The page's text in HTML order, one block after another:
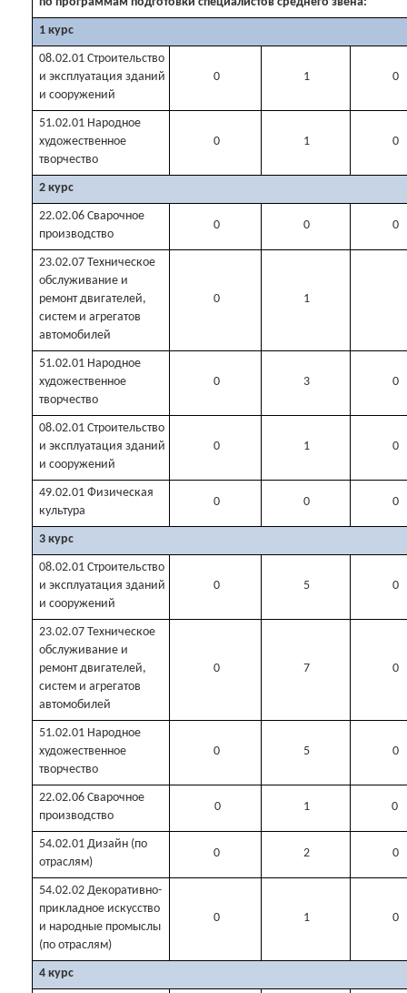
1 курс
08.02.01 Строительство
и эксплуатация зданий
и сооружений
0 1 0
51.02.01 Народное
художественное
творчество
0 1 0
2 курс
22.02.06 Сварочное
производство
0 0 0
23.02.07 Техническое
обслуживание и
ремонт двигателей,
систем и агрегатов
автомобилей
0 1
51.02.01 Народное
художественное
творчество
0 3 0
08.02.01 Строительство
и эксплуатация зданий
и сооружений
0 1 0
49.02.01 Физическая
культура
0 0 0
3 курс
08.02.01 Строительство
и эксплуатация зданий
и сооружений
0 5 0
23.02.07 Техническое
обслуживание и
ремонт двигателей,
систем и агрегатов
автомобилей
0 7 0
51.02.01 Народное
художественное
творчество
0 5 0
22.02.06 Сварочное
производство
0 1 0
54.02.01 Дизайн (по
отраслям)
0 2 0
54.02.02 Декоративно-
прикладное искусство
и народные промыслы
(по отраслям)
0 1 0
4 курс